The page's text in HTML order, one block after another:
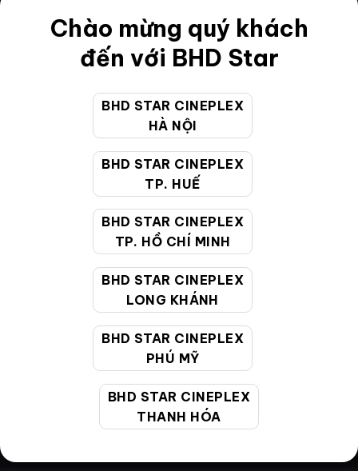
Chào mừng quý khách
đến với BHD Star
BHD STAR CINEPLEX
HÀ NỘI
BHD STAR CINEPLEX
TP. HUẾ
BHD STAR CINEPLEX
TP. HỒ CHÍ MINH
BHD STAR CINEPLEX
LONG KHÁNH
BHD STAR CINEPLEX
PHÚ MỸ
BHD STAR CINEPLEX
THANH HÓA
Điều khoản
Hướng dẫn đặt vé trực tuyến
Quy định và chính sách chung
Chính sách bảo vệ thông tin cá nhân của người tiêu
CHĂM SÓC KHÁCH HÀNG
19002099
Giờ làm việc: 9:00 - 22:00 (Tất cả các ngày bao
cskh@bhdstar.vn